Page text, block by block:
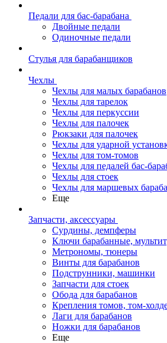
Педали для бас-барабана
Двойные педали
Одиночные педали
Стулья для барабанщиков
Чехлы
Чехлы для малых барабанов
Чехлы для тарелок
Чехлы для перкуссии
Чехлы для палочек
Рюкзаки для палочек
Чехлы для ударной
Чехлы для том-томов
Чехлы для педалей бас-
Чехлы для стоек
Чехлы для маршевых
Еще
Запчасти, аксессуары
Сурдины, демпферы
Ключи барабанные,
Метрономы, тюнеры
Винты для барабанов
Подструнники, машинки
Запчасти для стоек
Обода для барабанов
Крепления томов, том-
Лаги для барабанов
Ножки для барабанов
Еще